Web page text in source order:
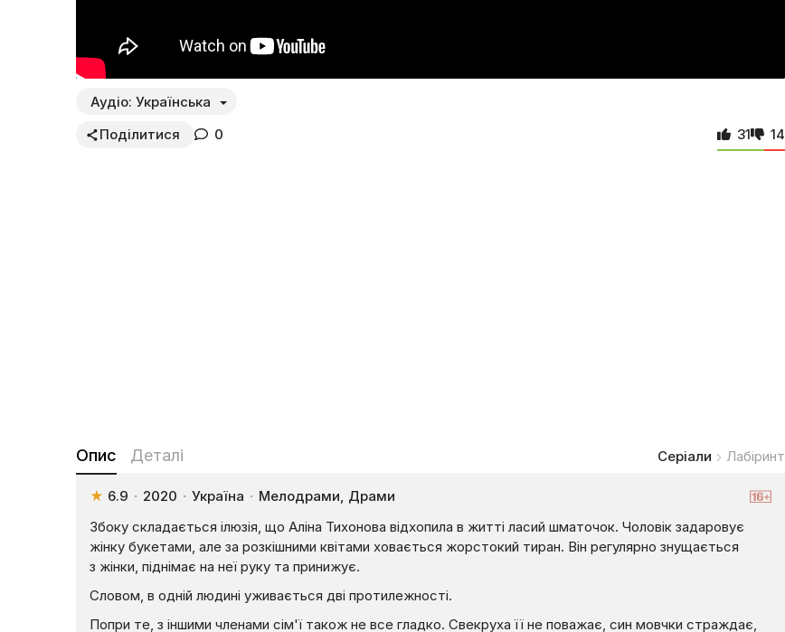
Аудіо: Українська
Поділитися
0 31 14
Опис Деталі Серіали Лабіринт
★ 6.9 · 2020 · Україна · Мелодрами, Драми
Збоку складається ілюзія, що Аліна Тихонова відхопила в житті ласий шматочок. Чоловік задаровує
жінку букетами, але за розкішними квітами ховається жорстокий тиран. Він регулярно знущається
з жінки, піднімає на неї руку та принижує.
Словом, в одній людині уживається дві протилежності.
Попри те, з іншими членами сім'ї також не все гладко. Свекруха її не поважає, син мовчки страждає,